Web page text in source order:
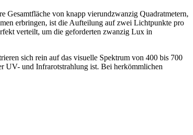
Gesamtfläche von knapp vierundzwanzig Quadratmetern,
erbringen, ist die Aufteilung auf zwei Lichtpunkte pro
verteilt, um die geforderten zwanzig Lux in
sich rein auf das visuelle Spektrum von 400 bis 700
UV- und Infrarotstrahlung ist. Bei herkömmlichen